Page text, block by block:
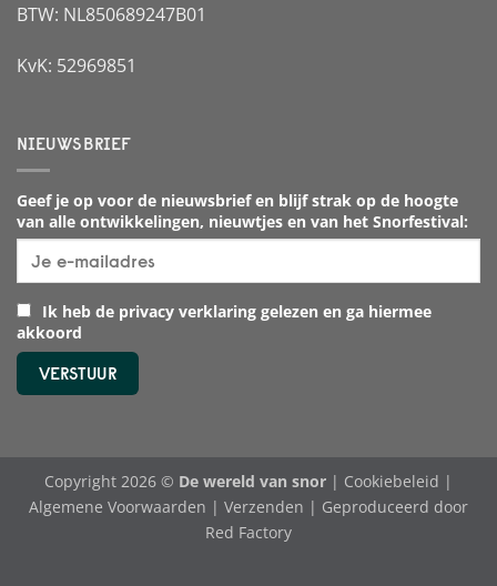
BTW: NL850689247B01
KvK: 52969851
NIEUWSBRIEF
Geef je op voor de nieuwsbrief en blijf strak op de hoogte
van alle ontwikkelingen, nieuwtjes en van het Snorfestival:
Ik heb de privacy verklaring gelezen en ga hiermee
akkoord
Copyright 2026 © De wereld van snor | Cookiebeleid |
Algemene Voorwaarden | Verzenden | Geproduceerd door
Red Factory